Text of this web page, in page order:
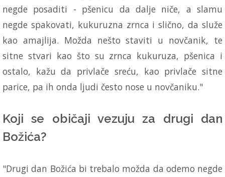
negde posaditi - pšenicu da dalje niče, a slamu
negde spakovati, kukuruzna zrnca i slično, da služe
kao amajlija. Možda nešto staviti u novčanik, te
sitne stvari kao što su zrnca kukuruza, pšenica i
ostalo, kažu da privlače sreću, kao privlače sitne
parice, pa ih onda ljudi često nose u novčaniku."
Koji se običaji vezuju za drugi dan
Božića?
"Drugi dan Božića bi trebalo možda da odemo negde